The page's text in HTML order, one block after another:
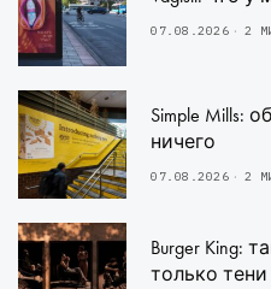
07.08.2026 2
Simple Mills:
ничего
07.08.2026 2
Burger King:
только тени